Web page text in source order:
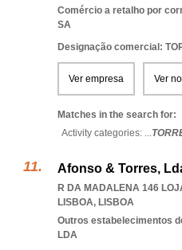
Comércio a retalho por
SA
Designação comercial:
Ver empresa Ver
Matches in the search for:
Activity categories: ...
Afonso & Torres,
R DA MADALENA 146
LISBOA, LISBOA
Outros estabelecimentos
LDA